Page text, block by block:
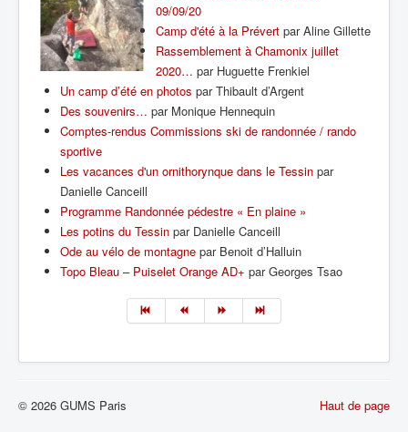
09/09/20
Camp d'été à la Prévert par Aline Gillette
Rassemblement à Chamonix juillet
2020… par Huguette Frenkiel
Un camp d’été en photos par Thibault d’Argent
Des souvenirs… par Monique Hennequin
Comptes-rendus Commissions ski de randonnée / rando
sportive
Les vacances d'un ornithorynque dans le Tessin par
Danielle Canceill
Programme Randonnée pédestre « En plaine »
Les potins du Tessin par Danielle Canceill
Ode au vélo de montagne par Benoit d’Halluin
Topo Bleau – Puiselet Orange AD+ par Georges Tsao
Haut de page
© 2026 GUMS Paris